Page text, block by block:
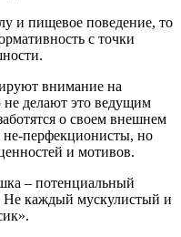
и пищевое поведение, то
с точки
внимание на
не делают это ведущим
о своем внешнем
перфекционисты, но
и мотивов.
– потенциальный
Не каждый мускулистый и